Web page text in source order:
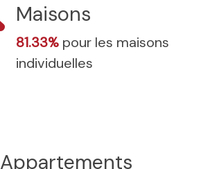
Maisons
81.33% pour les maisons
individuelles
Appartements